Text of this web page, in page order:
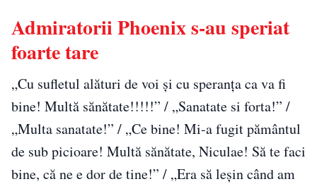
Admiratorii Phoenix s-au speriat
foarte tare
„Cu sufletul alături de voi și cu speranța ca va fi
bine! Multă sănătate!!!!!” / „Sanatate si forta!” /
„Multa sanatate!” / „Ce bine! Mi-a fugit pământul
de sub picioare! Multă sănătate, Niculae! Să te faci
bine, că ne e dor de tine!” / „Era să leșin când am